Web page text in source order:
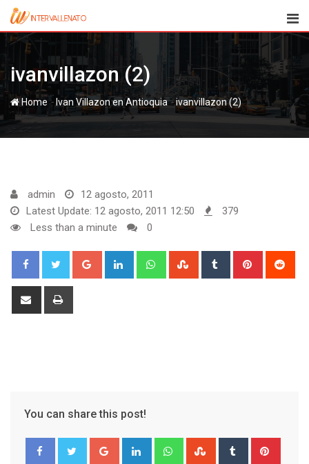
Skip
content
ivanvillazon (2)
Home- Ivan Villazon en Antioquia-ivanvillazon (2)
admin
12 agosto, 2011
Latest Update: 12 agosto, 2011 12:50
379
Less than a minute
0
Google+ LinkedIn WhatsappStumbleUpon
Tumblr Pinterest
Share
You can share this post!
Google+ LinkedIn WhatsappStumbleUpon
Tumblr